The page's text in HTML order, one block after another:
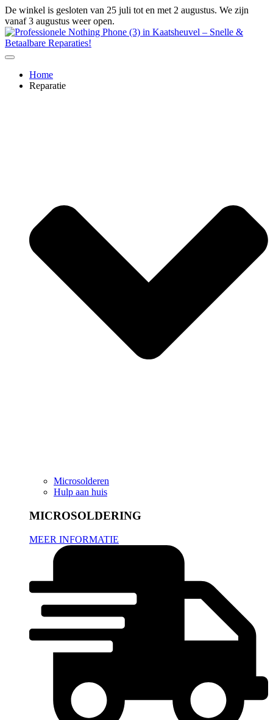
Ga
naar
de
inhoud
De winkel is gesloten van 25 juli tot en met 2 augustus. We zijn
vanaf 3 augustus weer open.
Home
Reparatie
Microsolderen
Hulp aan huis
MICROSOLDERING
MEER INFORMATIE